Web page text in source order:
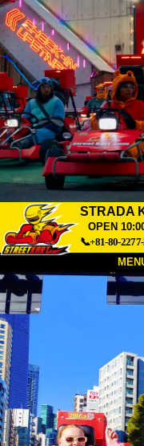
STRADA
OPEN
📞+81-80-
Tokyo Shinagawa
Tokyo Akihabara#2